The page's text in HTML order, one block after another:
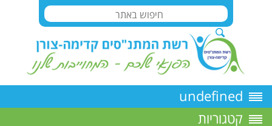
undefined
קטגוריות